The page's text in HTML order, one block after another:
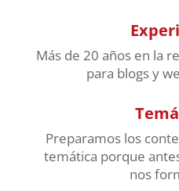
Más de 20 años en la
para blogs y
Preparamos los
temática porque
nos